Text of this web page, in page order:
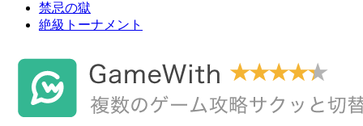
禁忌の獄
絶級トーナメント